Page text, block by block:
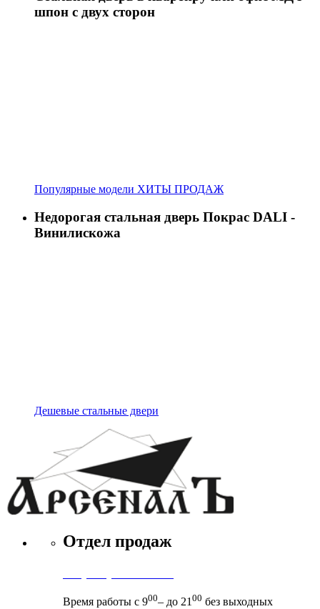
шпон с двух сторон
Популярные модели ХИТЫ ПРОДАЖ
Недорогая стальная дверь Покрас DALI -
Винилискожа
Дешевые стальные двери
Отдел продаж
Время работы с 900– до 21 00 без выходных